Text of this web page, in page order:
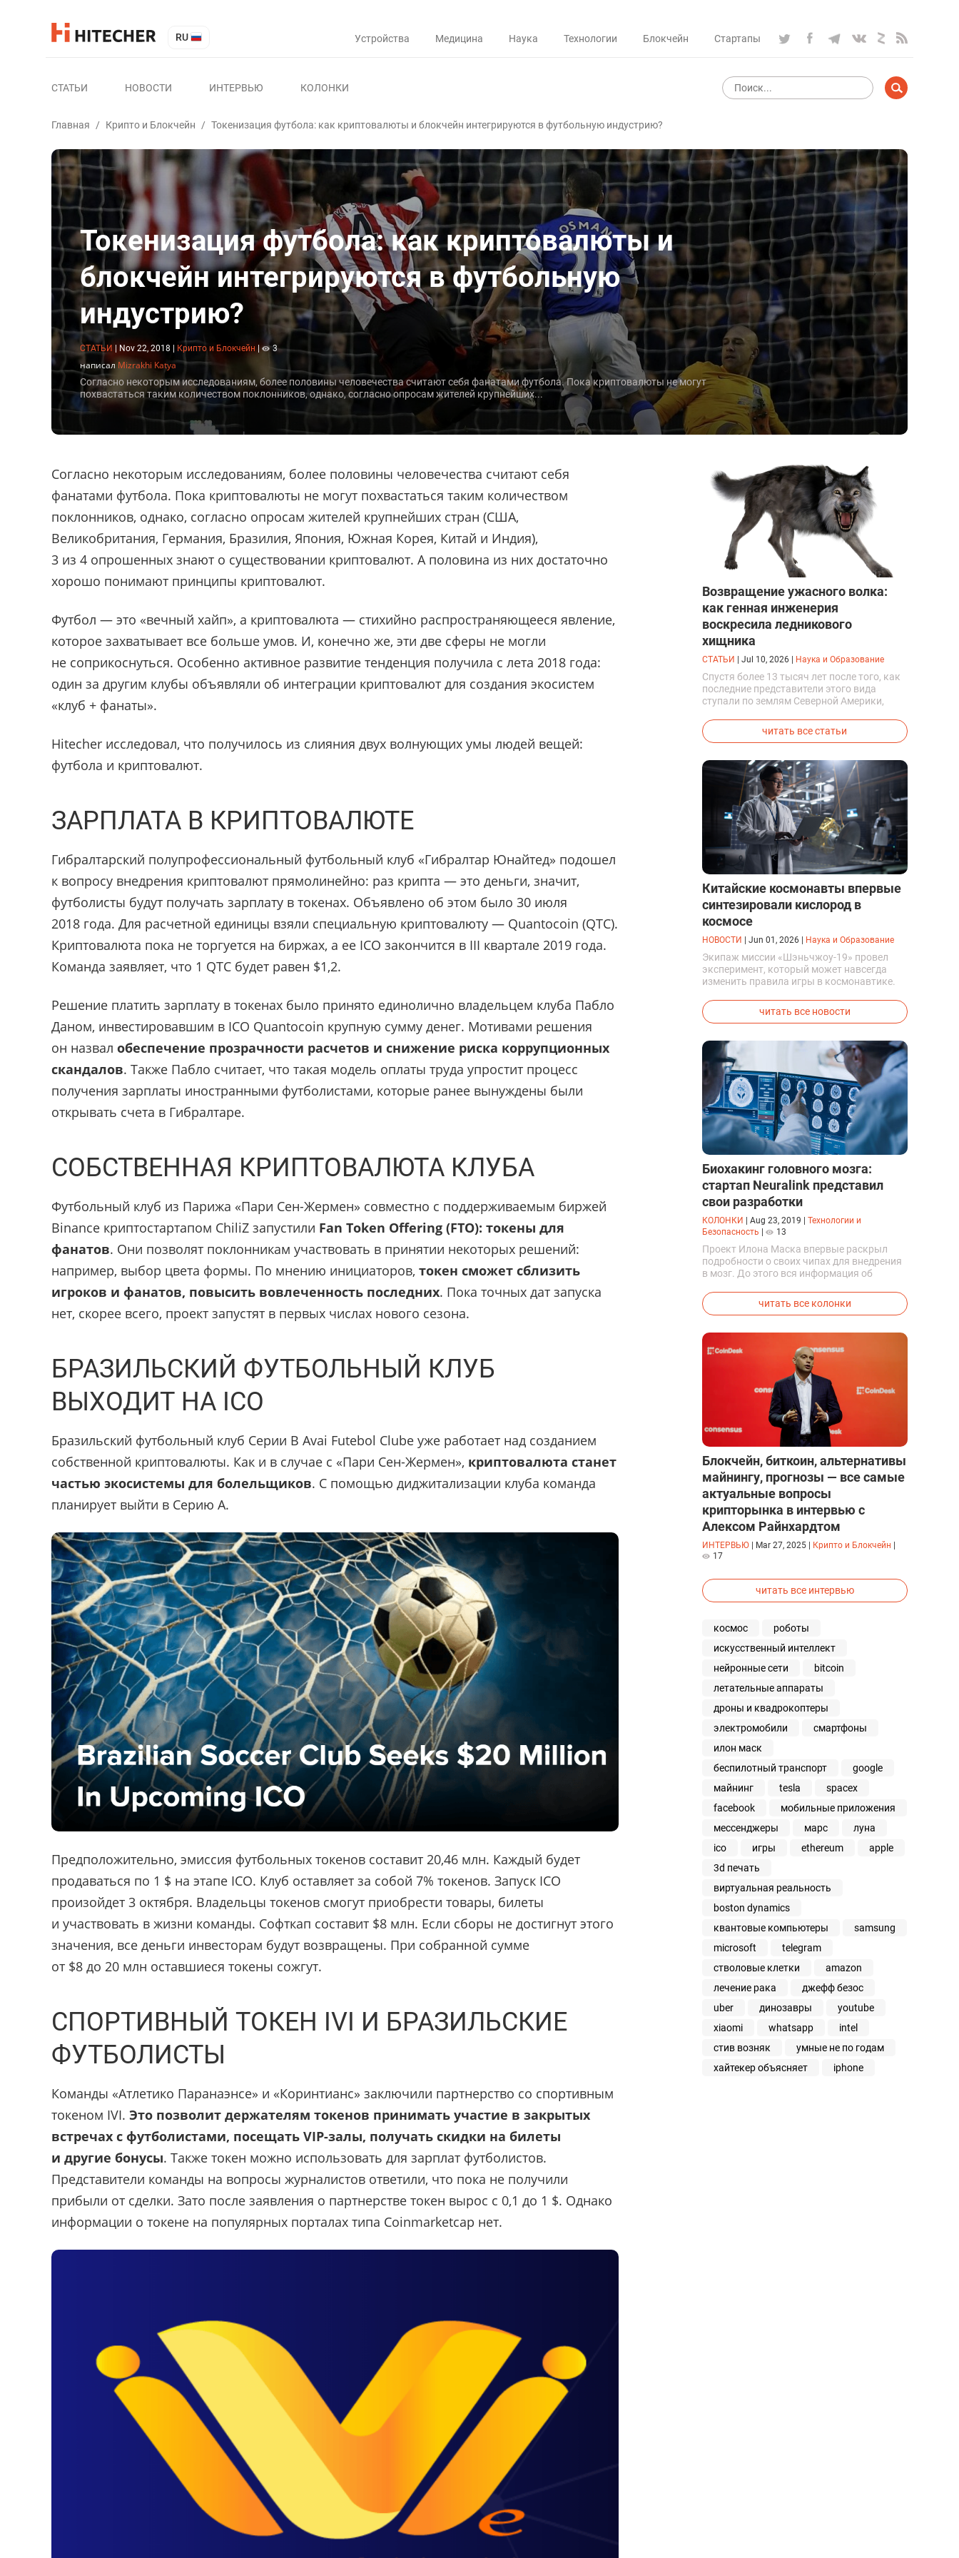
RU Устройства Медицина Наука Технологии Блокчейн Стартапы
СТАТЬИ НОВОСТИ ИНТЕРВЬЮ КОЛОНКИ
Главная / Крипто и Блокчейн / Токенизация футбола: как криптовалюты и блокчейн интегрируются в футбольную индустрию?
Токенизация футбола: как криптовалюты и
блокчейн интегрируются в футбольную
индустрию?
СТАТЬИ | Nov 22, 2018 Крипто и Блокчейн 3
написал Mizrakhi Katya
Согласно некоторым исследованиям, более половины человечества считают себя фанатами футбола. Пока криптовалюты не могут
похвастаться таким количеством поклонников, однако, согласно опросам жителей крупнейших...
Согласно некоторым исследованиям, более половины человечества считают себя
фанатами футбола. Пока криптовалюты не могут похвастаться таким количеством
поклонников, однако, согласно опросам жителей крупнейших стран (США,
Великобритания, Германия, Бразилия, Япония, Южная Корея, Китай и Индия),
3 из 4 опрошенных знают о существовании криптовалют. А половина из них достаточно
хорошо понимают принципы криптовалют.
Футбол — это «вечный хайп», а криптовалюта — стихийно распространяющееся явление,
которое захватывает все больше умов. И, конечно же, эти две сферы не могли
не соприкоснуться. Особенно активное развитие тенденция получила с лета 2018 года:
один за другим клубы объявляли об интеграции криптовалют для создания экосистем
«клуб + фанаты».
Hitecher исследовал, что получилось из слияния двух волнующих умы людей вещей:
футбола и криптовалют.
ЗАРПЛАТА В КРИПТОВАЛЮТЕ
Гибралтарский полупрофессиональный футбольный клуб «Гибралтар Юнайтед» подошел
к вопросу внедрения криптовалют прямолинейно: раз крипта — это деньги, значит,
футболисты будут получать зарплату в токенах. Объявлено об этом было 30 июля
2018 года. Для расчетной единицы взяли специальную криптовалюту — Quantocoin (QTC).
Криптовалюта пока не торгуется на биржах, а ее ICO закончится в III квартале 2019 года.
Команда заявляет, что 1 QTC будет равен $1,2.
Решение платить зарплату в токенах было принято единолично владельцем клуба Пабло
Даном, инвестировавшим в ICO Quantocoin крупную сумму денег. Мотивами решения
он назвал обеспечение прозрачности расчетов и снижение риска коррупционных
скандалов. Также Пабло считает, что такая модель оплаты труда упростит процесс
получения зарплаты иностранными футболистами, которые ранее вынуждены были
открывать счета в Гибралтаре.
СОБСТВЕННАЯ КРИПТОВАЛЮТА КЛУБА
Футбольный клуб из Парижа «Пари Сен-Жермен» совместно с поддерживаемым биржей
Binance криптостартапом ChiliZ запустили Fan Token Offering (FTO): токены для
фанатов. Они позволят поклонникам участвовать в принятии некоторых решений:
например, выбор цвета формы. По мнению инициаторов, токен сможет сблизить
игроков и фанатов, повысить вовлеченность последних. Пока точных дат запуска
нет, скорее всего, проект запустят в первых числах нового сезона.
БРАЗИЛЬСКИЙ ФУТБОЛЬНЫЙ КЛУБ
ВЫХОДИТ НА ICO
Бразильский футбольный клуб Серии В Avai Futebol Clube уже работает над созданием
собственной криптовалюты. Как и в случае с «Пари Сен-Жермен», криптовалюта станет
частью экосистемы для болельщиков. С помощью диджитализации клуба команда
планирует выйти в Серию А.
Предположительно, эмиссия футбольных токенов составит 20,46 млн. Каждый будет
продаваться по 1 $ на этапе ICO. Клуб оставляет за собой 7% токенов. Запуск ICO
произойдет 3 октября. Владельцы токенов смогут приобрести товары, билеты
и участвовать в жизни команды. Софткап составит $8 млн. Если сборы не достигнут этого
значения, все деньги инвесторам будут возвращены. При собранной сумме
от $8 до 20 млн оставшиеся токены сожгут.
СПОРТИВНЫЙ ТОКЕН IVI И БРАЗИЛЬСКИЕ
ФУТБОЛИСТЫ
Команды «Атлетико Паранаэнсе» и «Коринтианс» заключили партнерство со спортивным
токеном IVI. Это позволит держателям токенов принимать участие в закрытых
встречах с футболистами, посещать VIP-залы, получать скидки на билеты
и другие бонусы. Также токен можно использовать для зарплат футболистов.
Представители команды на вопросы журналистов ответили, что пока не получили
прибыли от сделки. Зато после заявления о партнерстве токен вырос с 0,1 до 1 $. Однако
информации о токене на популярных порталах типа Coinmarketcap нет.
Возвращение ужасного волка:
как генная инженерия
воскресила ледникового
хищника
СТАТЬИ Jul 10, 2026 Наука и Образование
Спустя более 13 тысяч лет после того, как
последние представители этого вида
ступали по землям Северной Америки,
вывели первых генетически
модифицированных щенков с фенотипом
читать все статьи
Китайские космонавты впервые
синтезировали кислород в
космосе
НОВОСТИ Jun 01, 2026 Наука и Образование
Экипаж миссии «Шэньчжоу-19» провел
эксперимент, который может навсегда
изменить правила игры в космонавтике.
успешно синтезировали кислород и
компоненты ракетного топлива с
прямо на орбите.
читать все новости
Биохакинг головного мозга:
стартап Neuralink представил
свои разработки
КОЛОНКИ Aug 23, 2019
Технологии и
Безопасность
13
Проект Илона Маска впервые раскрыл
подробности о своих чипах для внедрения
в мозг. До этого вся информация об
читать все колонки
Блокчейн, биткоин, альтернативы
майнингу, прогнозы — все самые
актуальные вопросы
крипторынка в интервью с
Алексом Райнхардтом
ИНТЕРВЬЮ Mar 27, 2025 Крипто и Блокчейн
17
читать все интервью
космос
роботы
искусственный интеллект
нейронные сети
bitcoin
летательные аппараты
дроны и квадрокоптеры
электромобили
смартфоны
илон маск
беспилотный транспорт
google
майнинг
tesla
spacex
facebook
мобильные приложения
мессенджеры
марс
луна
ico
игры ethereum
apple
3d печать
виртуальная реальность
boston dynamics
квантовые компьютеры
samsung
microsoft
telegram
стволовые клетки
amazon
лечение рака
джефф безос
uber
динозавры
youtube
xiaomi
whatsapp
intel
стив возняк
умные не по годам
хайтекер объясняет
iphone